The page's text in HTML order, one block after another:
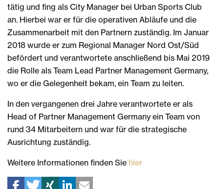
tätig und fing als City Manager bei Urban Sports Club
an. Hierbei war er für die operativen Abläufe und die
Zusammenarbeit mit den Partnern zuständig. Im Januar
2018 wurde er zum Regional Manager Nord Ost/Süd
befördert und verantwortete anschließend bis Mai 2019
die Rolle als Team Lead Partner Management Germany,
wo er die Gelegenheit bekam, ein Team zu leiten.
In den vergangenen drei Jahre verantwortete er als
Head of Partner Management Germany ein Team von
rund 34 Mitarbeitern und war für die strategische
Ausrichtung zuständig.
Weitere Informationen finden Sie hier